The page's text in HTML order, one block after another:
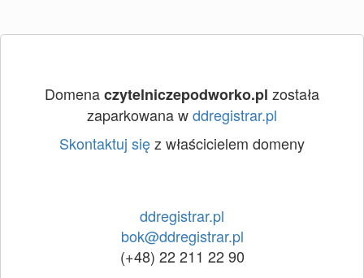
Domenaczytelniczepodworko.pl została
zaparkowana wddregistrar.pl
Skontaktuj sięz właścicielem domeny
ddregistrar.pl
bok@ddregistrar.pl
(+48) 22 211 22 90